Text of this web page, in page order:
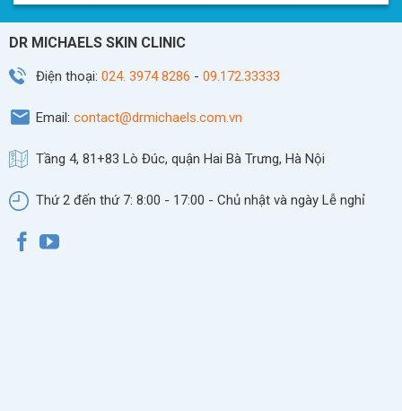
DR MICHAELS SKIN CLINIC
Điện thoại: 024. 3974 8286 - 09.172.33333
Email: contact@drmichaels.com.vn
Tầng 4, 81+83 Lò Đúc, quận Hai Bà Trưng, Hà Nội
Thứ 2 đến thứ 7: 8:00 - 17:00 - Chủ nhật và ngày Lễ nghỉ